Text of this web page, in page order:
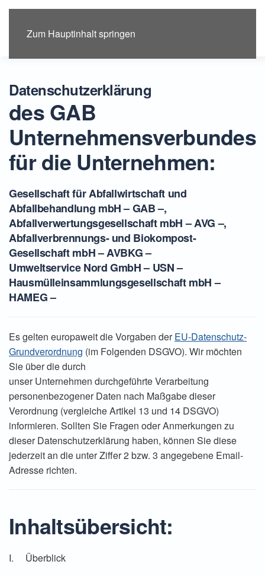
Zum Hauptinhalt springen
Datenschutzerklärung
des GAB
Unternehmensverbundes
für die Unternehmen:
Gesellschaft für Abfallwirtschaft und
Abfallbehandlung mbH – GAB –,
Abfallverwertungsgesellschaft mbH – AVG –,
Abfallverbrennungs- und Biokompost-
Gesellschaft mbH – AVBKG –
Umweltservice Nord GmbH – USN –
Hausmülleinsammlungsgesellschaft mbH –
HAMEG –
Es gelten europaweit die Vorgaben derEU-Datenschutz-
Grundverordnung (im Folgenden DSGVO). Wir möchten
Sie über die durch
unser Unternehmen durchgeführte Verarbeitung
personenbezogener Daten nach Maßgabe dieser
Verordnung (vergleiche Artikel 13 und 14 DSGVO)
informieren. Sollten Sie Fragen oder Anmerkungen zu
dieser Datenschutzerklärung haben, können Sie diese
jederzeit an die unter Ziffer 2 bzw. 3 angegebene Email-
Adresse richten.
Inhaltsübersicht:
I. Überblick